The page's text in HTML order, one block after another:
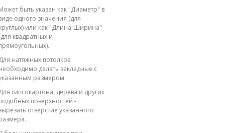
быть указан как "Диаметр" в
одного значения (для
или как "Длина-Ширина"
квадратных и
натяжных потолков
делать закладные с
размером.
гипсокартона, дерева и других
поверхностей -
отверстие указанного